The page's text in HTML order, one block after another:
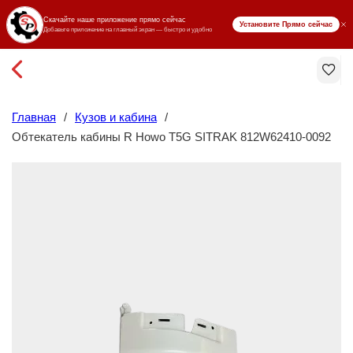
₸ KZT
Главная / Кузов и кабина /
Обтекатель кабины R Howo T5G SITRAK 812W62410-0092